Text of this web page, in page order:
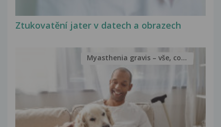
Ztukovatění jater v datech a obrazech
Myasthenia gravis – vše, co...